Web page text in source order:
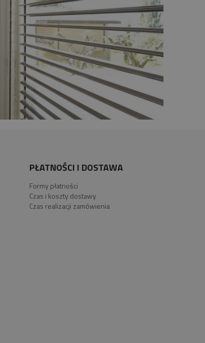
PŁATNOŚCI I DOSTAWA
Formy płatności
Czas i koszty dostawy
Czas realizacji zamówienia